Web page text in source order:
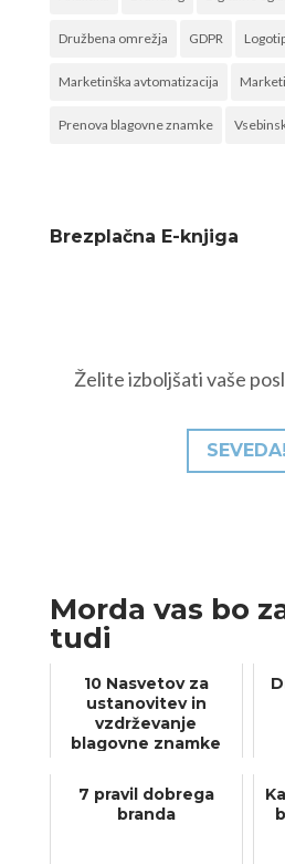
Družbena omrežja GDPR
Marketinška avtomatizacija
Prenova blagovne znamke
Brezplačna E-knjiga
Želite izboljšati vaše
SEVEDA!
Morda vas bo
tudi
10 Nasvetov za
ustanovitev in
vzdrževanje
blagovne znamke
7 pravil dobrega
branda